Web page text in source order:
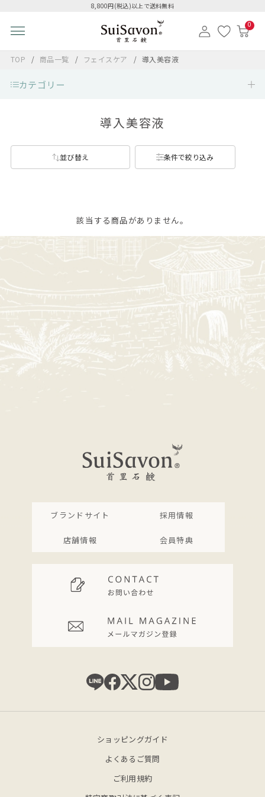
8,800円(税込)以上で送料無料
0
TOP 商品一覧 フェイスケア 導入美容液
カテゴリー
導入美容液
並び替え 条件で絞り込み
該当する商品がありません。
ブランドサイト 採用情報
店舗情報 会員特典
ショッピングガイド
よくあるご質問
ご利用規約